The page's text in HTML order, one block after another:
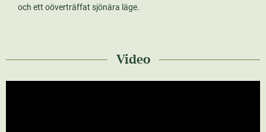
och ett oöverträffat sjönära läge.
Video